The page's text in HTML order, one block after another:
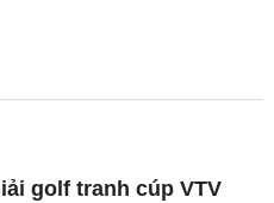
golf tranh cúp VTV